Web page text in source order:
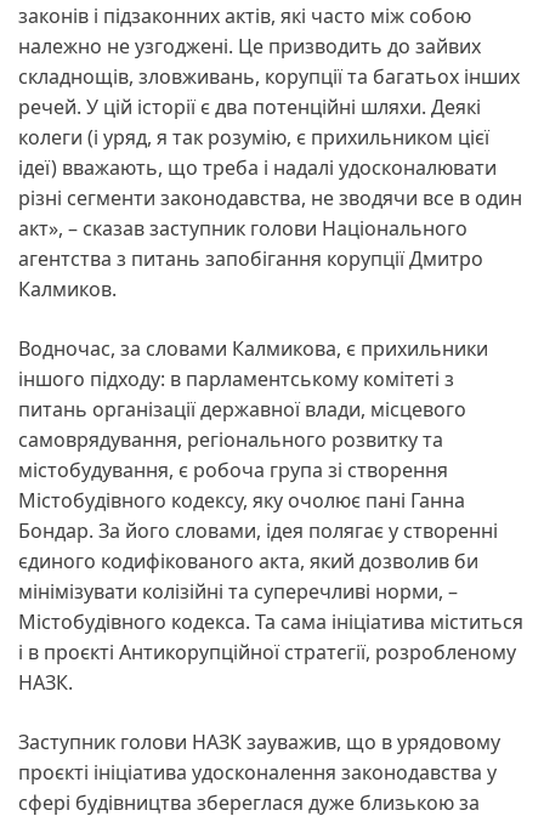
законів і підзаконних актів, які часто між собою
належно не узгоджені. Це призводить до зайвих
складнощів, зловживань, корупції та багатьох інших
речей. У цій історії є два потенційні шляхи. Деякі
колеги (і уряд, я так розумію, є прихильником цієї
ідеї) вважають, що треба і надалі удосконалювати
різні сегменти законодавства, не зводячи все в один
акт», – сказав заступник голови Національного
агентства з питань запобігання корупції Дмитро
Калмиков.
Водночас, за словами Калмикова, є прихильники
іншого підходу: в парламентському комітеті з
питань організації державної влади, місцевого
самоврядування, регіонального розвитку та
містобудування, є робоча група зі створення
Містобудівного кодексу, яку очолює пані Ганна
Бондар. За його словами, ідея полягає у створенні
єдиного кодифікованого акта, який дозволив би
мінімізувати колізійні та суперечливі норми, –
Містобудівного кодекса. Та сама ініціатива міститься
і в проєкті Антикорупційної стратегії, розробленому
НАЗК.
Заступник голови НАЗК зауважив, що в урядовому
проєкті ініціатива удосконалення законодавства у
сфері будівництва збереглася дуже близькою за